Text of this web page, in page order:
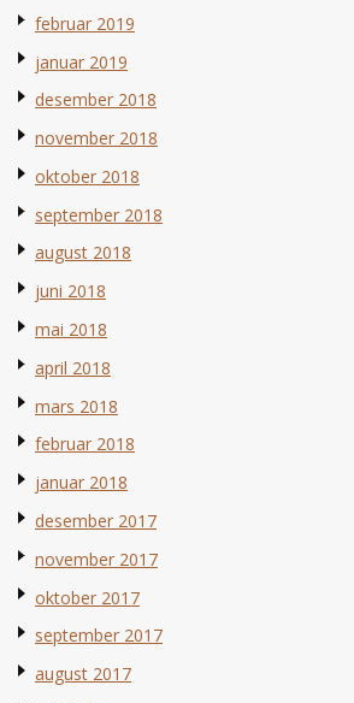
februar 2019
januar 2019
desember 2018
november 2018
oktober 2018
september 2018
august 2018
juni 2018
mai 2018
april 2018
mars 2018
februar 2018
januar 2018
desember 2017
november 2017
oktober 2017
september 2017
august 2017